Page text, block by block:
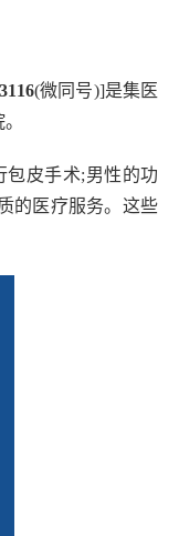
(微同号)]是集医
皮手术;男性的功
的医疗服务。这些